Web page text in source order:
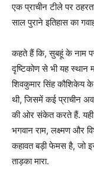
एक प्राचीन टीले पर
साल पुराने इतिहास का
कहते हैं कि, सुबहूं के नाम पर
दृष्टिकोण से भी यह स्थान
शिवकुमार सिंह कौशिकेय के
थी, जिसमें कई प्राचीन
की ओर संकेत करते हैं. यही
भगवान राम, लक्ष्मण और
कहावत बड़ी फेमस है, जो
ताड़का मारा.